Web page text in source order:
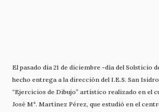
El pasado día 21 de diciembre -día del Solsticio
hecho entrega a la dirección del I.E.S. San
“Ejercicios de Dibujo” artístico realizado en el
José Mª. Martínez Pérez, que estudió en el